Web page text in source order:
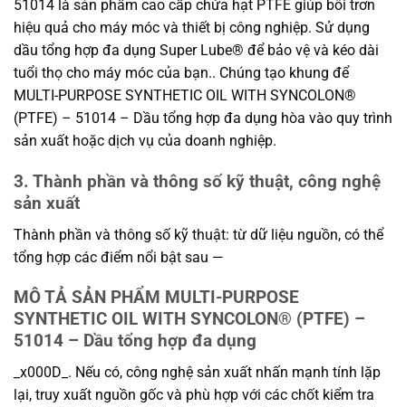
51014 là sản phẩm cao cấp chứa hạt PTFE giúp bôi trơn
hiệu quả cho máy móc và thiết bị công nghiệp. Sử dụng
dầu tổng hợp đa dụng Super Lube® để bảo vệ và kéo dài
tuổi thọ cho máy móc của bạn.. Chúng tạo khung để
MULTI-PURPOSE SYNTHETIC OIL WITH SYNCOLON®
(PTFE) – 51014 – Dầu tổng hợp đa dụng hòa vào quy trình
sản xuất hoặc dịch vụ của doanh nghiệp.
3. Thành phần và thông số kỹ thuật, công nghệ
sản xuất
Thành phần và thông số kỹ thuật: từ dữ liệu nguồn, có thể
tổng hợp các điểm nổi bật sau —
MÔ TẢ SẢN PHẨM MULTI-PURPOSE
SYNTHETIC OIL WITH SYNCOLON® (PTFE) –
51014 – Dầu tổng hợp đa dụng
_x000D_. Nếu có, công nghệ sản xuất nhấn mạnh tính lặp
lại, truy xuất nguồn gốc và phù hợp với các chốt kiểm tra